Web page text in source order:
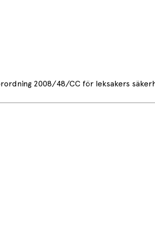
2008/48/CC för leksakers